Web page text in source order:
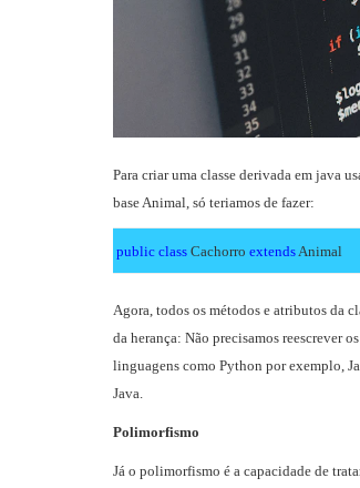
Para criar uma classe derivada em java
base Animal, só teriamos de fazer:
public class Cachorro extends Animal
Agora, todos os métodos e atributos da
da herança: Não precisamos reescrever
linguagens como Python por exemplo,
Java.
Polimorfismo
Já o polimorfismo é a capacidade de